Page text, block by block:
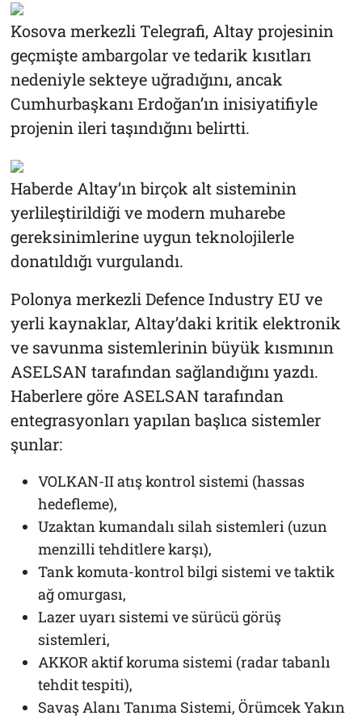
Kosova merkezli Telegrafi, Altay projesinin
geçmişte ambargolar ve tedarik kısıtları
nedeniyle sekteye uğradığını, ancak
Cumhurbaşkanı Erdoğan’ın inisiyatifiyle
projenin ileri taşındığını belirtti.
Haberde Altay’ın birçok alt sisteminin
yerlileştirildiği ve modern muharebe
gereksinimlerine uygun teknolojilerle
donatıldığı vurgulandı.
Polonya merkezli Defence Industry EU ve
yerli kaynaklar, Altay’daki kritik elektronik
ve savunma sistemlerinin büyük kısmının
ASELSAN tarafından sağlandığını yazdı.
Haberlere göre ASELSAN tarafından
entegrasyonları yapılan başlıca sistemler
şunlar:
VOLKAN-II atış kontrol sistemi (hassas
hedefleme),
Uzaktan kumandalı silah sistemleri (uzun
menzilli tehditlere karşı),
Tank komuta-kontrol bilgi sistemi ve taktik
ağ omurgası,
Lazer uyarı sistemi ve sürücü görüş
sistemleri,
AKKOR aktif koruma sistemi (radar tabanlı
tehdit tespiti),
Savaş Alanı Tanıma Sistemi, Örümcek Yakın